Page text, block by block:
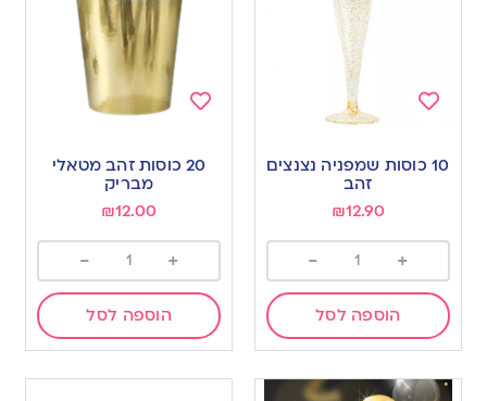
to
wishlist
10 כוסות שמפניה נצנצים
זהב
₪12.90
+
-
הוספה לסל
wishlist
20 כוסות זהב מטאלי
מבריק
₪12.00
+
-
הוספה לסל